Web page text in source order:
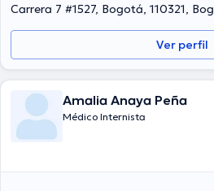
de tener una formación continua en su
ha anunciado numerosos artículos.
hablar en Español.
Carrera 7 #1527, Bogotá, 110321,
Ver perfil
Amalia Anaya Peña
Médico Internista